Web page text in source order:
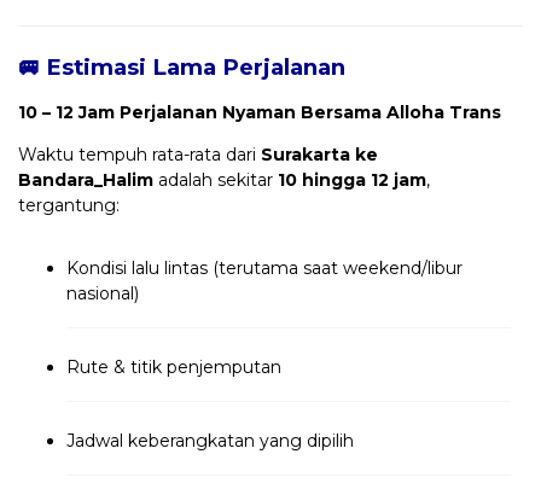
🚐 Estimasi Lama Perjalanan
10 – 12 Jam Perjalanan Nyaman Bersama Alloha Trans
Waktu tempuh rata-rata dari Surakarta ke
Bandara_Halim adalah sekitar 10 hingga 12 jam,
tergantung:
Kondisi lalu lintas (terutama saat weekend/libur
nasional)
Rute & titik penjemputan
Jadwal keberangkatan yang dipilih